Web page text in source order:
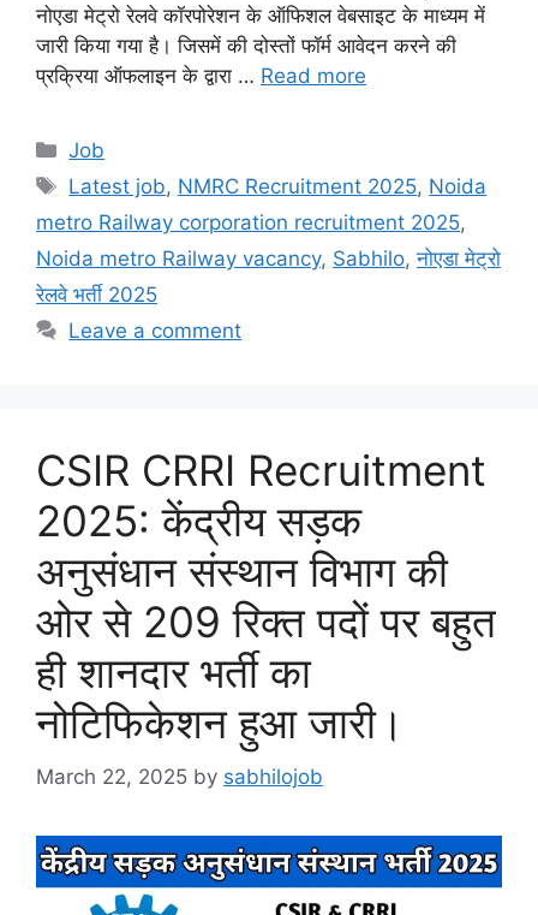
नोएडा मेट्रो रेलवे कॉरपोरेशन के ऑफिशल वेबसाइट के माध्यम में
जारी किया गया है। जिसमें की दोस्तों फॉर्म आवेदन करने की
प्रक्रिया ऑफलाइन के द्वारा … Read more
Categories
Job
Tags
Latest job, NMRC Recruitment 2025, Noida
metro Railway corporation recruitment 2025,
Noida metro Railway vacancy, Sabhilo,नोएडा मेट्रो
रेलवे भर्ती 2025
Leave a comment
CSIR CRRI Recruitment
2025: केंद्रीय सड़क
अनुसंधान संस्थान विभाग की
ओर से 209 रिक्त पदों पर बहुत
ही शानदार भर्ती का
नोटिफिकेशन हुआ जारी।
March 22, 2025 by sabhilojob